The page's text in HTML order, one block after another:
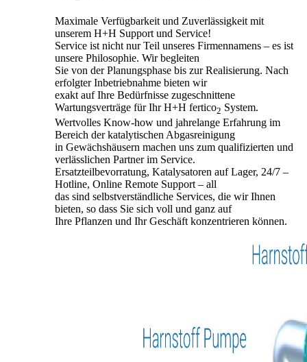
Maximale Verfügbarkeit und Zuverlässigkeit mit
unserem H+H Support und Service!
Service ist nicht nur Teil unseres Firmennamens – es ist
unsere Philosophie. Wir begleiten
Sie von der Planungsphase bis zur Realisierung. Nach
erfolgter Inbetriebnahme bieten wir
exakt auf Ihre Bedürfnisse zugeschnittene
Wartungsverträge für Ihr H+H fertico2 System.
Wertvolles Know-how und jahrelange Erfahrung im
Bereich der katalytischen Abgasreinigung
in Gewächshäusern machen uns zum qualifizierten und
verlässlichen Partner im Service.
Ersatzteilbevorratung, Katalysatoren auf Lager, 24/7 –
Hotline, Online Remote Support – all
das sind selbstverständliche Services, die wir Ihnen
bieten, so dass Sie sich voll und ganz auf
Ihre Pflanzen und Ihr Geschäft konzentrieren können.